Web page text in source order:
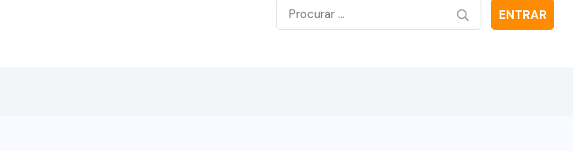
ENTRAR